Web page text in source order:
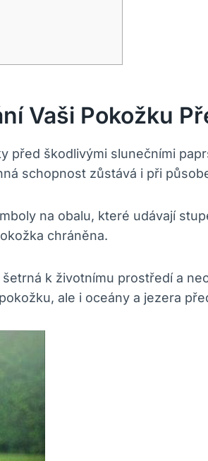
Vaši Pokožku
škodlivými slunečními
schopnost zůstává i při
na obalu, které udávají
chráněna.
k životnímu prostředí a
ale i oceány a jezera